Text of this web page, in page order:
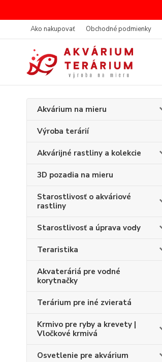
Ako nakupovať Obchodné podmienky
Akvárium na mieru
Výroba terárií
Akvárijné rastliny a kolekcie
3D pozadia na mieru
Starostlivosť o akváriové
rastliny
Starostlivosť a úprava vody
Teraristika
Akvateráriá pre vodné
korytnačky
Terárium pre iné zvieratá
Krmivo pre ryby a krevety |
Vločkové krmivá
Osvetlenie pre akvárium